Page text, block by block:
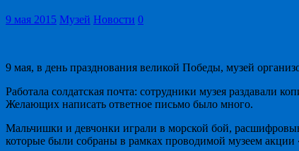
9 мая 2015 Музей Новости 0
9 мая, в день празднования великой Победы, музей
Работала солдатская почта: сотрудники музея раздавали
Желающих написать ответное письмо было много.
Мальчишки и девчонки играли в морской бой,
которые были собраны в рамках проводимой музеем